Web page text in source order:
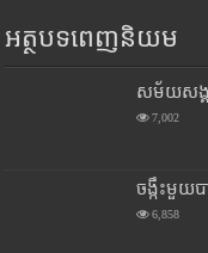
អត្ថបទពេញនិយម
សម័យសង្គ
7,002
ចង្កឹះមួយ
6,858